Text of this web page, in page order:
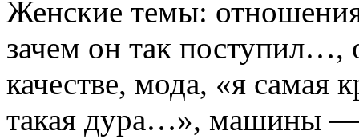
Женские темы:
зачем он так
качестве, мода, «я самая
такая дура…», машины —